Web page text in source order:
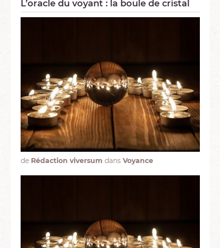
L’oracle du voyant : la boule de cristal
de Rédaction viversum dans Voyance